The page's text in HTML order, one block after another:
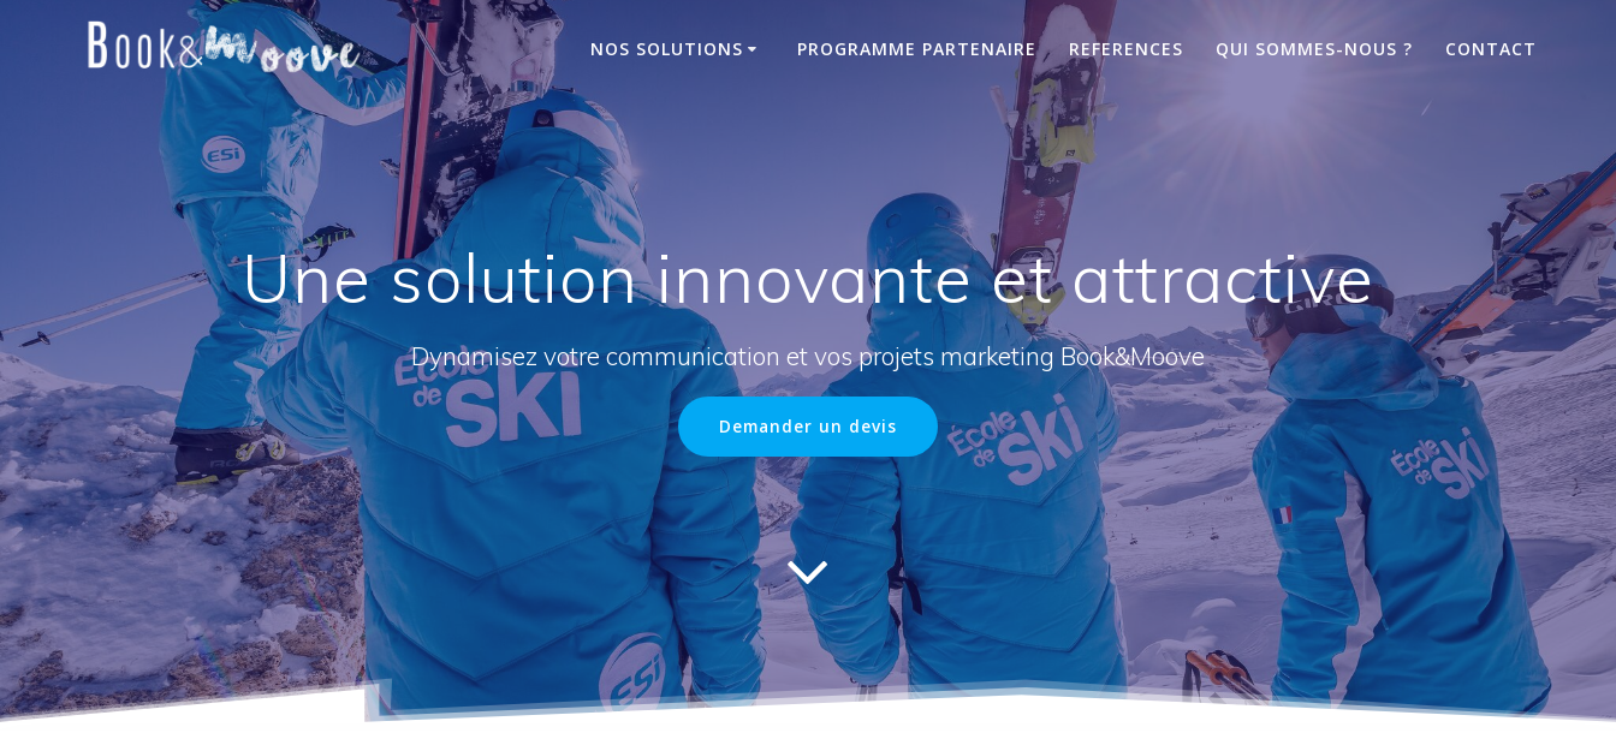
NOS SOLUTIONS PROGRAMME PARTENAIRE REFERENCES QUI SOMMES-NOUS ? CONTACT
Une solution innovante et attractive
Dynamisez votre communication et vos projets marketing Book&Moove
Demander un devis